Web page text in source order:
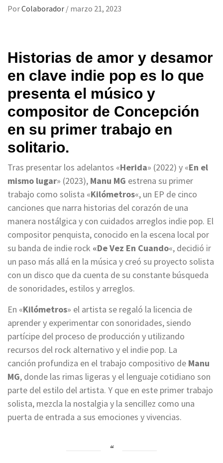
PorColaborador / marzo 21, 2023
Historias de amor y desamor
en clave indie pop es lo que
presenta el músico y
compositor de Concepción
en su primer trabajo en
solitario.
Tras presentar los adelantos «Herida» (2022) y «En el
mismo lugar» (2023), Manu MG estrena su primer
trabajo como solista «Kilómetros«, un EP de cinco
canciones que narra historias del corazón de una
manera nostálgica y con cuidados arreglos indie pop. El
compositor penquista, conocido en la escena local por
su banda de indie rock «De Vez En Cuando«, decidió ir
un paso más allá en la música y creó su proyecto solista
con un disco que da cuenta de su constante búsqueda
de sonoridades, estilos y arreglos.
En «Kilómetros» el artista se regaló la licencia de
aprender y experimentar con sonoridades, siendo
partícipe del proceso de producción y utilizando
recursos del rock alternativo y el indie pop. La
canción profundiza en el trabajo compositivo de Manu
MG, donde las rimas ligeras y el lenguaje cotidiano son
parte del estilo del artista. Y que en este primer trabajo
solista, mezcla la nostalgia y la sencillez como una
puerta de entrada a sus emociones y vivencias.